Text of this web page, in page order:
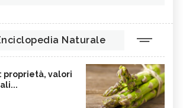
Naturale
proprietà, valori